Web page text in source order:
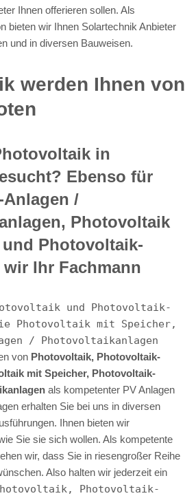
Ihnen offerieren sollen. Als
bieten wir Ihnen Solartechnik Anbieter
und in diversen Bauweisen.
werden Ihnen von
in
Ebenso für
/
Photovoltaik
Photovoltaik-
Ihr Fachmann
und Photovoltaik-
Photovoltaik mit Speicher,
/ Photovoltaikanlagen
von Photovoltaik, Photovoltaik-
mit Speicher, Photovoltaik-
als kompetenter PV Anlagen
erhalten Sie bei uns in diversen
Ihnen bieten wir
Sie sie sich wollen. Als kompetente
wir, dass Sie in riesengroßer Reihe
Also halten wir jederzeit ein
Photovoltaik-